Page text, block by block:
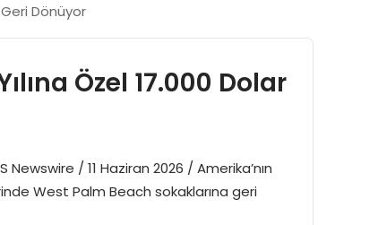
Geri Dönüyor
Özel 17.000 Dolar
Newswire / 11 Haziran 2026 / Amerika’nın
West Palm Beach sokaklarına geri